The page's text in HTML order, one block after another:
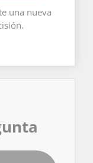
una nueva